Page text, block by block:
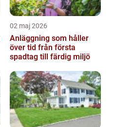
02 maj 2026
Anläggning som håller
över tid från första
spadtag till färdig miljö